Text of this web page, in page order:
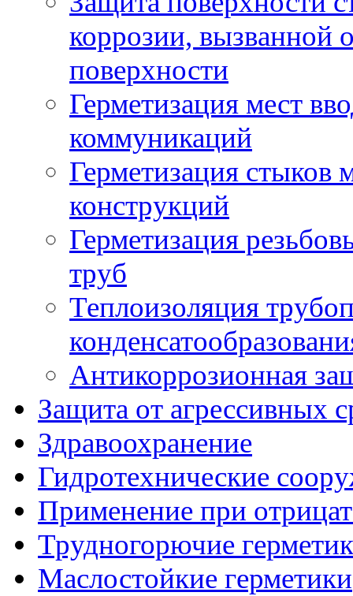
коррозии, вызванной
поверхности
Герметизация мест
коммуникаций
Герметизация стыков
конструкций
Герметизация
труб
Теплоизоляция
Антикоррозионная
Защита от агрессивных
Здравоохранение
Гидротехнические
Применение при
Трудногорючие
Маслостойкие герметики